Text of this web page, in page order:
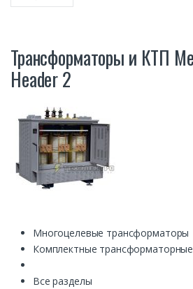
Трансформаторы и КТП
Header 2
Многоцелевые трансформаторы
Комплектные
Все разделы